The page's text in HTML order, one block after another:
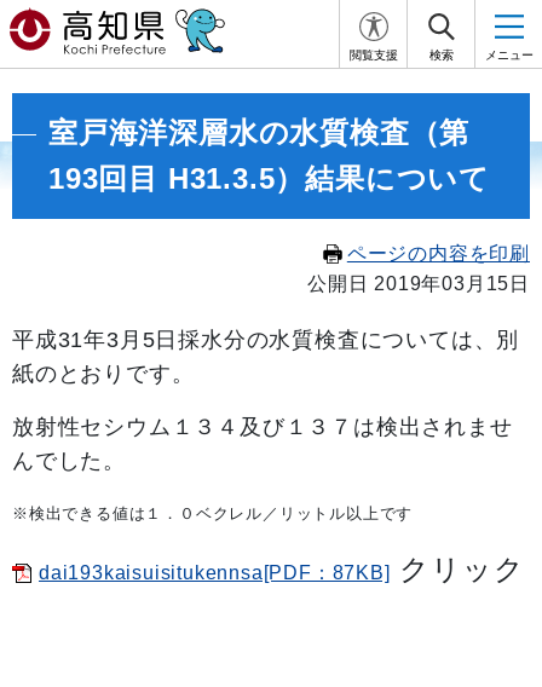
閲覧支援 検索 メニュー
室戸海洋深層水の水質検査（第
193回目 H31.3.5）結果について
ページの内容を印刷
公開日 2019年03月15日
平成31年3月5 日採水分の水質検査については、別
紙のとおりです。
放射性セシウム１３４及び１３７は検出されませ
んでした。
※検出できる値は１．０ベクレル／リットル以上です
dai193kaisuisitukennsa[PDF：87KB] クリック